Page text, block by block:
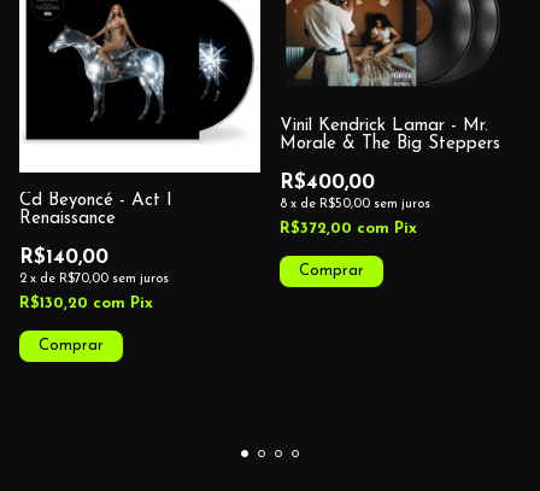
Cd Beyoncé - Act I
Renaissance
R$140,00
2 x de R$70,00 sem juros
R$130,20 com Pix
Vinil Kendrick Lamar - Mr.
Morale & The Big Steppers
R$400,00
8 x de R$50,00 sem juros
R$372,00 com Pix